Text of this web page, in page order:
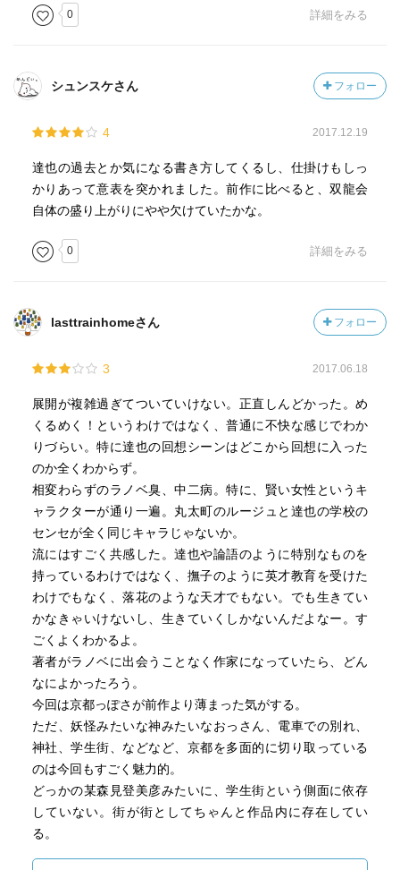
ある。鳥辺野有が少女と一緒に行動しているが、ここに9年
前のシーンが含まれている。龍樹落花がかつて青蓮院に誘
月が仕掛けた双鴉の計。落花の影武者として9年前に京都の
町で一緒に過ごした鳥辺野有と瓶賀流の姿が挿入されてい
る。ここから、そもそも鳥辺野有がささめきの山月の影武
者として瓶賀流に仕事を与えていたこととの関係、鳥辺野
有と瓶賀流の師弟関係の含みが見て取れる。烏丸ルヴォワ
ールの読後感が良いのもこの叙述トリックがあってこそだ
黄昏郷＝ささめきの山月とすると、黄昏郷は青蓮院のト
ップとしての仕事をしながら、個人的に瓶賀流の誘拐を阻
綾織繰子を助け、青蓮院に来ることを阻止し、恵心に引き
取らせる。この辺りの動機・真意は想像するしかない。実
リーズの後に描かれるのかもしれない。
さて、「烏丸ルヴォワール」の評価。黄母衣内記を巡る
攻防と綾織繰子を御贖（被告人）とする双龍会がテーマ。
鳥辺野有と瓶賀流が9年前に京都で過ごした時間を叙述トリ
ックとして挿入し、ラストで驚きと良い読後感を与えると
いう構成は円居挽らしい話づくりの上手さを感じる。綾織
耕作殺しはトランクのすり替えという陳腐トリック。双龍
会でもいくつかの可能性が推理として披露されるが、披露
される推理はそれほど面白みがない。双龍会でのやり取り
としては、達也、論語、瓶賀にも見せ場があり、最後は落
花がささめきの山月の正体を暴いて終わる。形はしっかり
できている。総合的に見て、この作品の評価を考える上で
蓮院、天親、龍樹といった龍師の一族の存在といった子供
う。こういった部分が嫌いな人にとっては、根っこにある
話づくりの上手さはあるが駄作に見えると思う。漫画っぽ
い雰囲気を楽しめるのであれば十分楽しめる良作。根っこ
の話の作りはそれなりに上手い。
個人的には、このシリーズの漫画っぽい雰囲気がかなり
好きである。なので評価は甘め。ただし、話づくりの上手
0 詳細をみる
シュンスケさん フォロー
4 2017.12.19
達也の過去とか気になる書き方してくるし、仕掛けもしっ
かりあって意表を突かれました。前作に比べると、双龍会
自体の盛り上がりにやや欠けていたかな。
0 詳細をみる
lasttrainhomeさん フォロー
3 2017.06.18
展開が複雑過ぎてついていけない。正直しんどかった。め
くるめく！というわけではなく、普通に不快な感じでわか
りづらい。特に達也の回想シーンはどこから回想に入った
のか全くわからず。
相変わらずのラノベ臭、中二病。特に、賢い女性というキ
ャラクターが通り一遍。丸太町のルージュと達也の学校の
センセが全く同じキャラじゃないか。
流にはすごく共感した。達也や論語のように特別なものを
持っているわけではなく、撫子のように英才教育を受けた
わけでもなく、落花のような天才でもない。でも生きてい
かなきゃいけないし、生きていくしかないんだよなー。す
ごくよくわかるよ。
著者がラノベに出会うことなく作家になっていたら、どん
なによかったろう。
今回は京都っぽさが前作より薄まった気がする。
ただ、妖怪みたいな神みたいなおっさん、電車での別れ、
神社、学生街、などなど、京都を多面的に切り取っている
のは今回もすごく魅力的。
どっかの某森見登美彦みたいに、学生街という側面に依存
していない。街が街としてちゃんと作品内に存在してい
る。